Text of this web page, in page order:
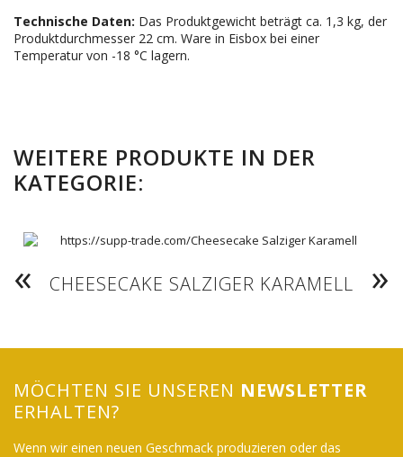
Technische Daten: Das Produktgewicht beträgt ca. 1,3 kg, der
Produktdurchmesser 22 cm. Ware in Eisbox bei einer
Temperatur von -18 °C lagern.
WEITERE PRODUKTE IN DER
KATEGORIE:
CHEESECAKE SALZIGER KARAMELL
MÖCHTEN SIE UNSEREN NEWSLETTER
ERHALTEN?
Wenn wir einen neuen Geschmack produzieren oder das